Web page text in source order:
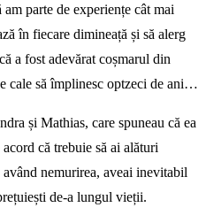
parte de experiențe cât mai
în fiecare dimineață și să alerg
a fost adevărat coșmarul din
cale să împlinesc optzeci de ani…
și Mathias, care spuneau că ea
că trebuie să ai alături
nemurirea, aveai inevitabil
de-a lungul vieții.